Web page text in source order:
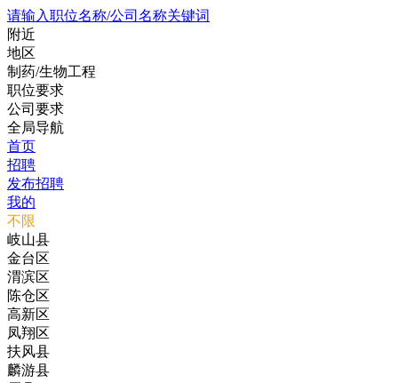
请输入职位名称/公司名称关键词
附近
地区
制药/生物工程
职位要求
公司要求
全局导航
首页
招聘
发布招聘
我的
不限
岐山县
金台区
渭滨区
陈仓区
高新区
凤翔区
扶风县
麟游县